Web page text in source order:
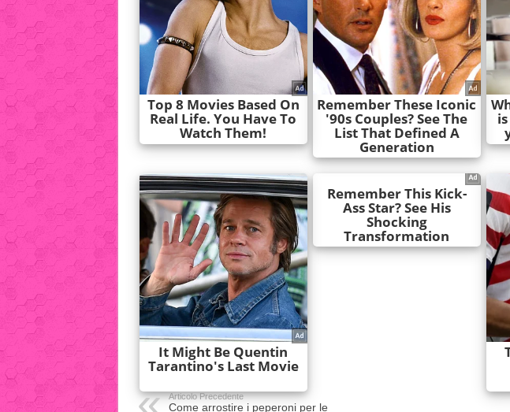
Articolo Precedente
Come arrostire i peperoni per le